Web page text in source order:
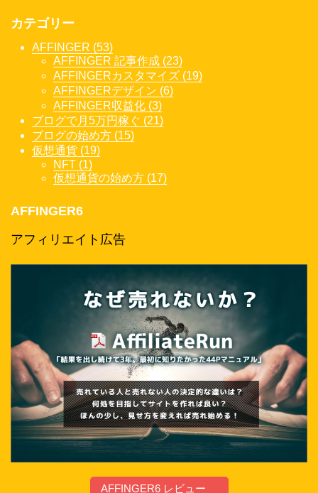
カテゴリー
AFFINGER (53)
AFFINGER 記事作成 (23)
AFFINGERカスタマイズ (19)
AFFINGERデザイン (6)
AFFINGER収益化 (3)
ブログで月5万円稼ぐ (21)
ブログの始め方 (15)
仮想通貨 (19)
NFT (1)
仮想通貨の始め方 (17)
AFFINGER6
アフィリエイト広告
AFFINGER6 レビュー